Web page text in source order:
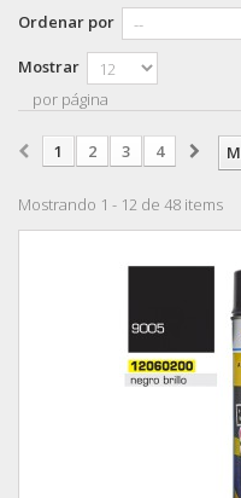
Ordenar por
Mostrar
por página
1 2 3 4
Mostrando 1 - 12 de 48 items